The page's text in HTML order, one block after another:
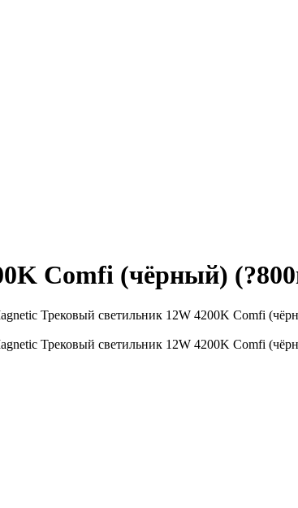
Comfi (чёрный)